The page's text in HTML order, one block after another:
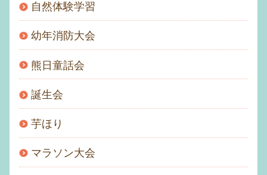
自然体験学習
幼年消防大会
熊日童話会
誕生会
芋ほり
マラソン大会